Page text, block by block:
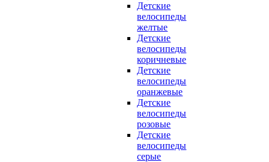
Детские
велосипеды
желтые
Детские
велосипеды
коричневые
Детские
велосипеды
оранжевые
Детские
велосипеды
розовые
Детские
велосипеды
серые